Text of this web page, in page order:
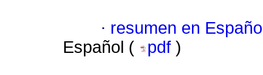
· resumen en
Español (
pdf )